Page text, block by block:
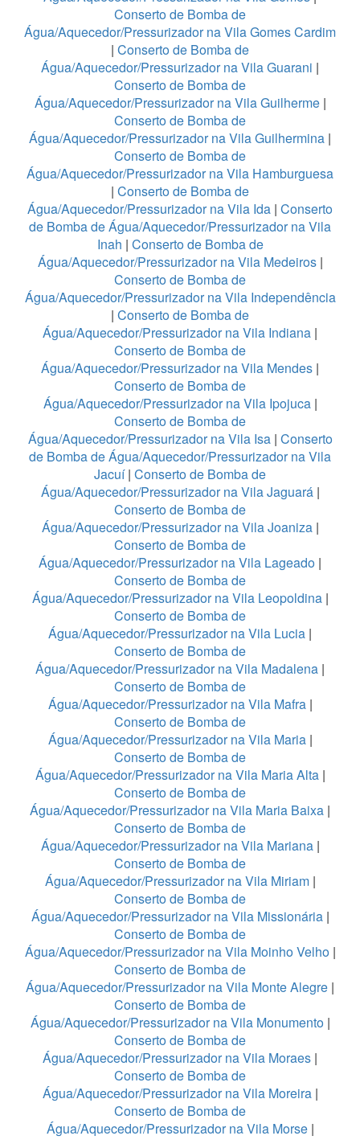
Conserto de Bomba de
Água/Aquecedor/Pressurizador na Vila Gomes Cardim
| Conserto de Bomba de
Água/Aquecedor/Pressurizador na Vila Guarani |
Conserto de Bomba de
Água/Aquecedor/Pressurizador na Vila Guilherme|
Conserto de Bomba de
Água/Aquecedor/Pressurizador na Vila Guilhermina |
Conserto de Bomba de
Água/Aquecedor/Pressurizador na Vila Hamburguesa
| Conserto de Bomba de
Água/Aquecedor/Pressurizador na Vila Ida | Conserto
de Bomba de Água/Aquecedor/Pressurizador na Vila
Inah | Conserto de Bomba de
Água/Aquecedor/Pressurizador na Vila Medeiros|
Conserto de Bomba de
Água/Aquecedor/Pressurizador na Vila Independência
| Conserto de Bomba de
Água/Aquecedor/Pressurizador na Vila Indiana |
Conserto de Bomba de
Água/Aquecedor/Pressurizador na Vila Mendes |
Conserto de Bomba de
Água/Aquecedor/Pressurizador na Vila Ipojuca|
Conserto de Bomba de
Água/Aquecedor/Pressurizador na Vila Isa| Conserto
de Bomba de Água/Aquecedor/Pressurizador na Vila
Jacuí| Conserto de Bomba de
Água/Aquecedor/Pressurizador na Vila Jaguará|
Conserto de Bomba de
Água/Aquecedor/Pressurizador na Vila Joaniza|
Conserto de Bomba de
Água/Aquecedor/Pressurizador na Vila Lageado |
Conserto de Bomba de
Água/Aquecedor/Pressurizador na Vila Leopoldina|
Conserto de Bomba de
Água/Aquecedor/Pressurizador na Vila Lucia |
Conserto de Bomba de
Água/Aquecedor/Pressurizador na Vila Madalena |
Conserto de Bomba de
Água/Aquecedor/Pressurizador na Vila Mafra |
Conserto de Bomba de
Água/Aquecedor/Pressurizador na Vila Maria|
Conserto de Bomba de
Água/Aquecedor/Pressurizador na Vila Maria Alta|
Conserto de Bomba de
Água/Aquecedor/Pressurizador na Vila Maria Baixa |
Conserto de Bomba de
Água/Aquecedor/Pressurizador na Vila Mariana|
Conserto de Bomba de
Água/Aquecedor/Pressurizador na Vila Miriam|
Conserto de Bomba de
Água/Aquecedor/Pressurizador na Vila Missionária|
Conserto de Bomba de
Água/Aquecedor/Pressurizador na Vila Moinho Velho|
Conserto de Bomba de
Água/Aquecedor/Pressurizador na Vila Monte Alegre |
Conserto de Bomba de
Água/Aquecedor/Pressurizador na Vila Monumento|
Conserto de Bomba de
Água/Aquecedor/Pressurizador na Vila Moraes |
Conserto de Bomba de
Água/Aquecedor/Pressurizador na Vila Moreira|
Conserto de Bomba de
Água/Aquecedor/Pressurizador na Vila Morse|